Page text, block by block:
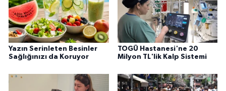
Yazın Serinleten Besinler
Sağlığınızı da Koruyor
TOGÜ Hastanesi'ne 20
Milyon TL'lik Kalp Sistemi